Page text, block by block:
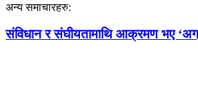
अन्य समाचारहरु:
संविधान र संघीयतामाथि आक्रमण भए